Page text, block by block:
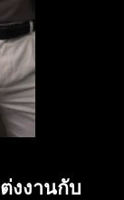
งงานกับ